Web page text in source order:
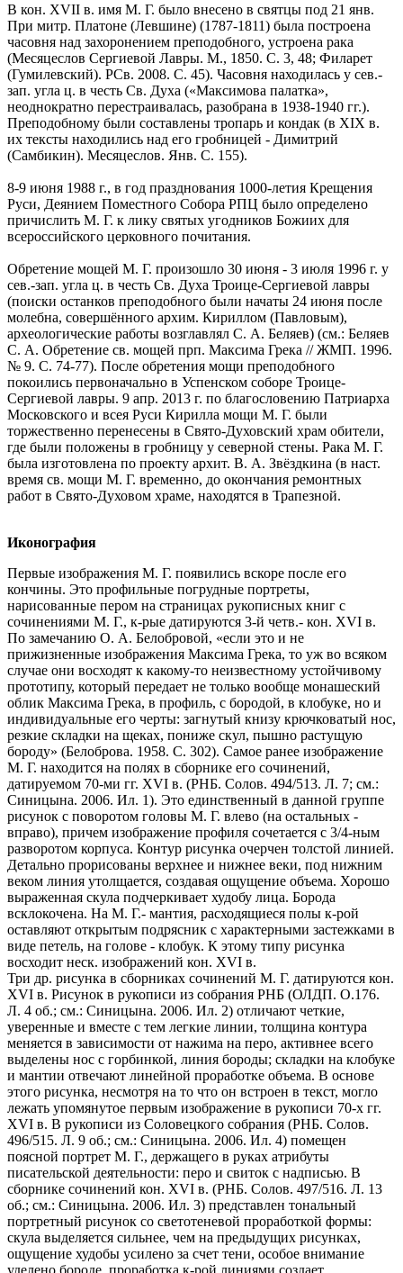
В кон. XVII в. имя М. Г. было внесено в святцы под 21 янв.
При митр. Платоне (Левшине) (1787-1811) была построена
часовня над захоронением преподобного, устроена рака
(Месяцеслов Сергиевой Лавры. М., 1850. С. 3, 48; Филарет
(Гумилевский). РСв. 2008. С. 45). Часовня находилась у сев.-
зап. угла ц. в честь Св. Духа («Максимова палатка»,
неоднократно перестраивалась, разобрана в 1938-1940 гг.).
Преподобному были составлены тропарь и кондак (в XIX в.
их тексты находились над его гробницей - Димитрий
(Самбикин). Месяцеслов. Янв. С. 155).
8-9 июня 1988 г., в год празднования 1000-летия Крещения
Руси, Деянием Поместного Собора РПЦ было определено
причислить М. Г. к лику святых угодников Божиих для
всероссийского церковного почитания.
Обретение мощей М. Г. произошло 30 июня - 3 июля 1996 г. у
сев.-зап. угла ц. в честь Св. Духа Троице-Сергиевой лавры
(поиски останков преподобного были начаты 24 июня после
молебна, совершённого архим. Кириллом (Павловым),
археологические работы возглавлял С. А. Беляев) (см.: Беляев
С. А. Обретение св. мощей прп. Максима Грека // ЖМП. 1996.
№ 9. С. 74-77). После обретения мощи преподобного
покоились первоначально в Успенском соборе Троице-
Сергиевой лавры. 9 апр. 2013 г. по благословению Патриарха
Московского и всея Руси Кирилла мощи М. Г. были
торжественно перенесены в Свято-Духовский храм обители,
где были положены в гробницу у северной стены. Рака М. Г.
была изготовлена по проекту архит. В. А. Звёздкина (в наст.
время св. мощи М. Г. временно, до окончания ремонтных
работ в Свято-Духовом храме, находятся в Трапезной.
Иконография
Первые изображения М. Г. появились вскоре после его
кончины. Это профильные погрудные портреты,
нарисованные пером на страницах рукописных книг с
сочинениями М. Г., к-рые датируются 3-й четв.- кон. XVI в.
По замечанию О. А. Белобровой, «если это и не
прижизненные изображения Максима Грека, то уж во всяком
случае они восходят к какому-то неизвестному устойчивому
прототипу, который передает не только вообще монашеский
облик Максима Грека, в профиль, с бородой, в клобуке, но и
индивидуальные его черты: загнутый книзу крючковатый нос,
резкие складки на щеках, пониже скул, пышно растущую
бороду» (Белоброва. 1958. С. 302). Самое ранее изображение
М. Г. находится на полях в сборнике его сочинений,
датируемом 70-ми гг. XVI в. (РНБ. Солов. 494/513. Л. 7; см.:
Синицына. 2006. Ил. 1). Это единственный в данной группе
рисунок с поворотом головы М. Г. влево (на остальных -
вправо), причем изображение профиля сочетается с 3/4-ным
разворотом корпуса. Контур рисунка очерчен толстой линией.
Детально прорисованы верхнее и нижнее веки, под нижним
веком линия утолщается, создавая ощущение объема. Хорошо
выраженная скула подчеркивает худобу лица. Борода
всклокочена. На М. Г.- мантия, расходящиеся полы к-рой
оставляют открытым подрясник с характерными застежками в
виде петель, на голове - клобук. К этому типу рисунка
восходит неск. изображений кон. XVI в.
Три др. рисунка в сборниках сочинений М. Г. датируются кон.
XVI в. Рисунок в рукописи из собрания РНБ (ОЛДП. О.176.
Л. 4 об.; см.: Синицына. 2006. Ил. 2) отличают четкие,
уверенные и вместе с тем легкие линии, толщина контура
меняется в зависимости от нажима на перо, активнее всего
выделены нос с горбинкой, линия бороды; складки на клобуке
и мантии отвечают линейной проработке объема. В основе
этого рисунка, несмотря на то что он встроен в текст, могло
лежать упомянутое первым изображение в рукописи 70-х гг.
XVI в. В рукописи из Соловецкого собрания (РНБ. Солов.
496/515. Л. 9 об.; см.: Синицына. 2006. Ил. 4) помещен
поясной портрет М. Г., держащего в руках атрибуты
писательской деятельности: перо и свиток с надписью. В
сборнике сочинений кон. XVI в. (РНБ. Солов. 497/516. Л. 13
об.; см.: Синицына. 2006. Ил. 3) представлен тональный
портретный рисунок со светотеневой проработкой формы:
скула выделяется сильнее, чем на предыдущих рисунках,
ощущение худобы усилено за счет тени, особое внимание
уделено бороде, проработка к-рой линиями создает